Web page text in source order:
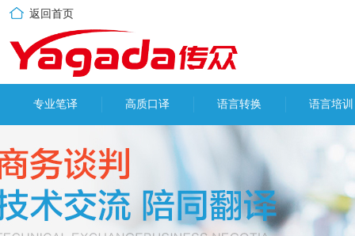
返回首页
专业笔译 高质口译 语言转换 语言培训